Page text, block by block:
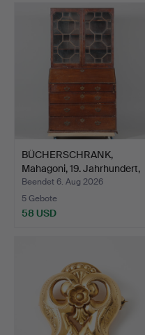
BÜCHERSCHRANK,
Mahagoni, 19. Jahrhundert,
…
Beendet 6. Aug 2026
5 Gebote
58 USD